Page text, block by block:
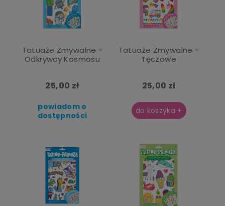
Tatuaże Zmywalne -
Odkrywcy Kosmosu
25,00 zł
powiadom o
dostępności
Tatuaże Zmywalne -
Tęczowe
25,00 zł
do koszyka +